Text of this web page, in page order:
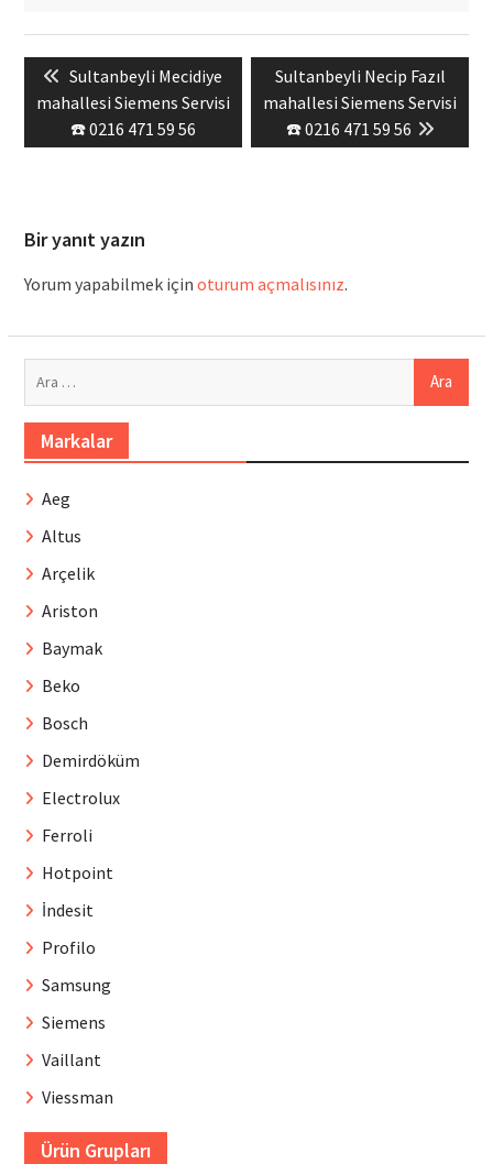
gezinmesi
Previous
post:
Sultanbeyli Mecidiye
mahallesi Siemens Servisi
☎️ 0216 471 59 56
Next
post:
Sultanbeyli Necip Fazıl
mahallesi Siemens Servisi
☎️ 0216 471 59 56
Bir yanıt yazın
Yorum yapabilmek için oturum açmalısınız.
Markalar
Aeg
Altus
Arçelik
Ariston
Baymak
Beko
Bosch
Demirdöküm
Electrolux
Ferroli
Hotpoint
İndesit
Profilo
Samsung
Siemens
Vaillant
Viessman
Ürün Grupları